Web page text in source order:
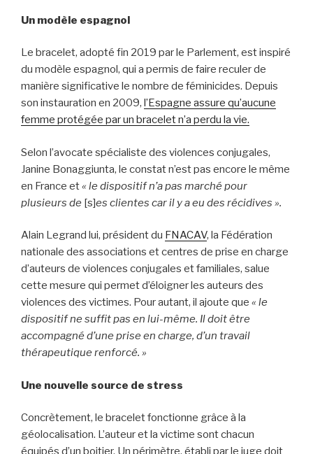
Un modèle espagnol
Le bracelet, adopté fin 2019 par le Parlement, est inspiré
du modèle espagnol, qui a permis de faire reculer de
manière significative le nombre de féminicides. Depuis
son instauration en 2009, l’Espagne assure qu’aucune
femme protégée par un bracelet n’a perdu la vie.
Selon l’avocate spécialiste des violences conjugales,
Janine Bonaggiunta, le constat n’est pas encore le même
en France et« le dispositif n’a pas marché pour
plusieurs de [s]es clientes car il y a eu des récidives ».
Alain Legrand lui, président du FNACAV, la Fédération
nationale des associations et centres de prise en charge
d’auteurs de violences conjugales et familiales, salue
cette mesure qui permet d’éloigner les auteurs des
violences des victimes. Pour autant, il ajoute que « le
dispositif ne suffit pas en lui-même. Il doit être
accompagné d’une prise en charge, d’un travail
thérapeutique renforcé. »
Une nouvelle source de stress
Concrètement, le bracelet fonctionne grâce à la
géolocalisation. L’auteur et la victime sont chacun
équipés d’un boitier. Un périmètre, établi par le juge doit